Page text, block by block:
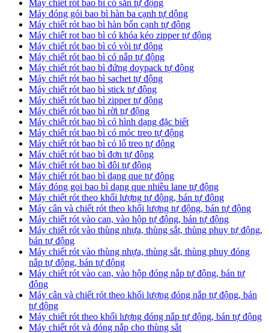
Máy chiết rót bao bì có sẵn tự động
Máy đóng gói bao bì hàn ba cạnh tự dộng
Máy chiết rót bao bì hàn bốn cạnh tự động
Máy chiết rot bao bì có khóa kéo zipper tự động
Máy chiết rót bao bì có vòi tự động
Máy chiết rót bao bì có nắp tự động
Máy chiết rót bao bì đứng doypack tự động
Máy chiết rót bao bì sachet tự động
Máy chiết rót bao bì stick tự động
Máy chiết rót bao bì zipper tự động
Máy chiết rót bao bì rời tự động
Máy chiết rót bao bì có hình dạng đặc biết
Máy chiết rót bao bì có móc treo tự động
Máy chiết rót bao bì có lổ treo tự động
Máy chiết rót bao bì đơn tự động
Máy chiết rót bao bì đôi tự động
Máy chiết rót bao bì dạng que tự động
Máy đóng goi bao bì dạng que nhiều lane tự động
Máy chiết rót theo khối lượng tự động, bán tự động
Máy cân và chiết rót theo khối lượng tự động, bán tự động
Máy chiết rót vào can, vào hộp tự động, bán tự động
Máy chiết rót vào thùng nhựa, thùng sắt, thùng phuy tự động,
bán tự động
Máy chiết rót vào thùng nhựa, thùng sắt, thùng phuy đóng
nắp tự động, bán tự động
Máy chiết rót vào can, vào hộp đóng nắp tự động, bán tự
động
Máy cân và chiết rót theo khối lượng đóng nắp tự động, bán
tự động
Máy chiết rót theo khối lượng đóng nắp tự động, bán tự động
Máy chiết rót và đóng nắp cho thùng sắt